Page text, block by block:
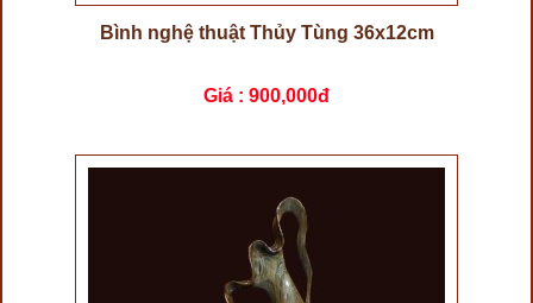
Bình nghệ thuật Thủy Tùng 36x12cm
Giá : 900,000đ